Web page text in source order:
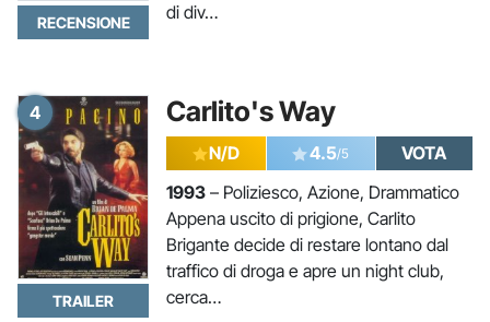
RECENSIONE
di div…
4 Carlito's Way
TRAILER
N/D 4.5/5
VOTA
1993 – Poliziesco, Azione, Drammatico
Appena uscito di prigione, Carlito
Brigante decide di restare lontano dal
traffico di droga e apre un night club,
cerca…